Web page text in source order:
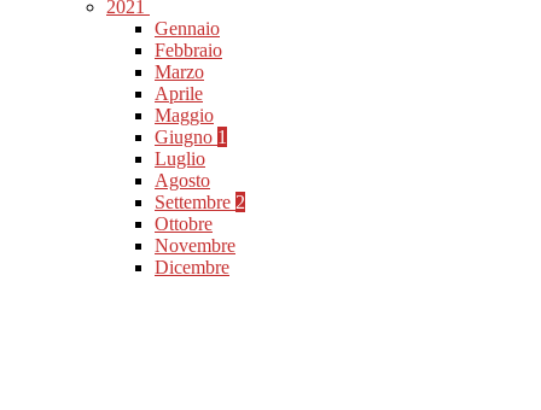
2021
Gennaio
Febbraio
Marzo
Aprile
Maggio
Giugno 1
Luglio
Agosto
Settembre 2
Ottobre
Novembre
Dicembre